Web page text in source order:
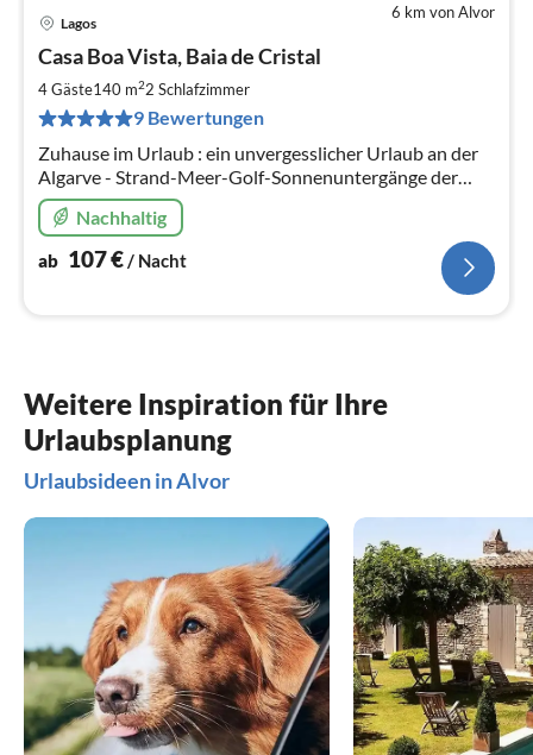
6 km von Alvor
Lagos
Casa Boa Vista, Baia de Cristal
4 Gäste140 m22 Schlafzimmer
9 Bewertungen
Zuhause im Urlaub : ein unvergesslicher Urlaub an der
Algarve - Strand-Meer-Golf-Sonnenuntergänge der
Superlative Sehr schön eingerichtetes Ferienhaus - nur
150 m vom Strand
Nachhaltig
ab 107€ / Nacht
Weitere Inspiration für Ihre
Urlaubsplanung
Urlaubsideen in Alvor